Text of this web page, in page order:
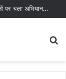
नगर निगम की कार्रवाई: बिना एनओसी संचालित मीट दुकानों पर चला अभियान, 45250 रुपये का चालान